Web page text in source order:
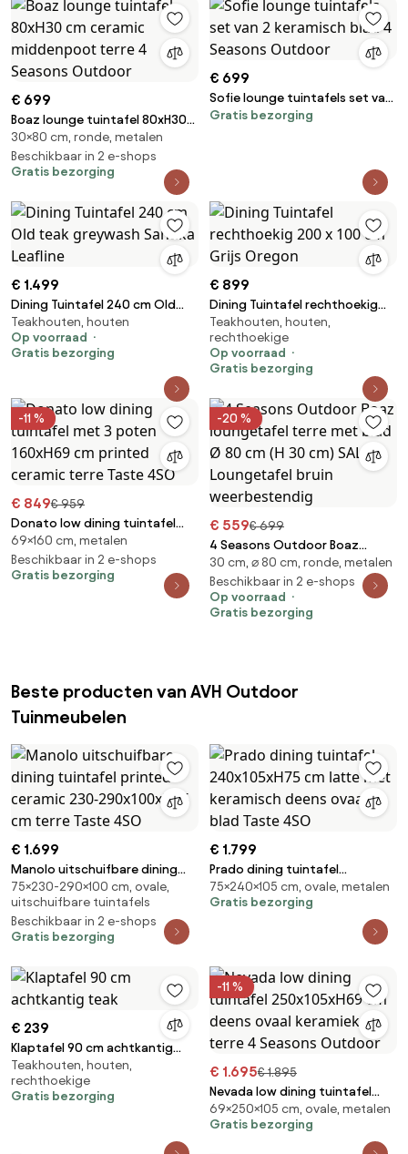
€ 699
Boaz lounge tuintafel 80xH30
cm ceramic middenpoot terre
4 Seasons Outdoor
30×80 cm, ronde, metalen
Beschikbaar in 2 e-shops
Gratis bezorging
€ 699
Sofie lounge tuintafels set van
2 keramisch blad 4 Seasons
Gratis bezorging
€ 1.499
Dining Tuintafel 240 cm Old
teak greywash Santika Leafline
Teakhouten, houten
Op voorraad
Gratis bezorging
€ 899
Dining Tuintafel rechthoekig
200 x 100 cm Grijs Oregon
Teakhouten, houten,
rechthoekige
Op voorraad
Gratis bezorging
-11 %
€ 849€ 959
Donato low dining tuintafel
met 3 poten 160xH69 cm
printed ceramic terre Taste
4SO
69×160 cm, metalen
Beschikbaar in 2 e-shops
Gratis bezorging
-20 %
€ 559€ 699
4 Seasons Outdoor Boaz
loungetafel terre met blad Ø
80 cm (H 30 cm) SALE
Loungetafel bruin
weerbestendig
30 cm, ⌀ 80 cm, ronde, metalen
Beschikbaar in 2 e-shops
Op voorraad
Gratis bezorging
Beste producten van AVH Outdoor
Tuinmeubelen
€ 1.699
Manolo uitschuifbare dining
tuintafel printed ceramic 230-
290x100xH75 cm terre Taste
4SO
75×230-290×100 cm, ovale,
uitschuifbare tuintafels
Beschikbaar in 2 e-shops
Gratis bezorging
€ 1.799
Prado dining tuintafel
240x105xH75 cm latte met
keramisch deens ovaal blad
75×240×105 cm, ovale, metalen
Gratis bezorging
€ 239
Klaptafel 90 cm achtkantig
teak
Teakhouten, houten,
rechthoekige
Gratis bezorging
-11 %
€ 1.695€ 1.895
Nevada low dining tuintafel
250x105xH69 cm deens ovaal
keramiek terre 4 Seasons
69×250×105 cm, ovale, metalen
Gratis bezorging